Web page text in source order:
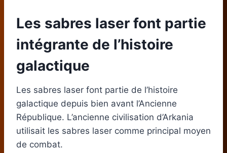
Les sabres laser font partie
intégrante de l’histoire
galactique
Les sabres laser font partie de l’histoire
galactique depuis bien avant l’Ancienne
République. L’ancienne civilisation d’Arkania
utilisait les sabres laser comme principal moyen
de combat.